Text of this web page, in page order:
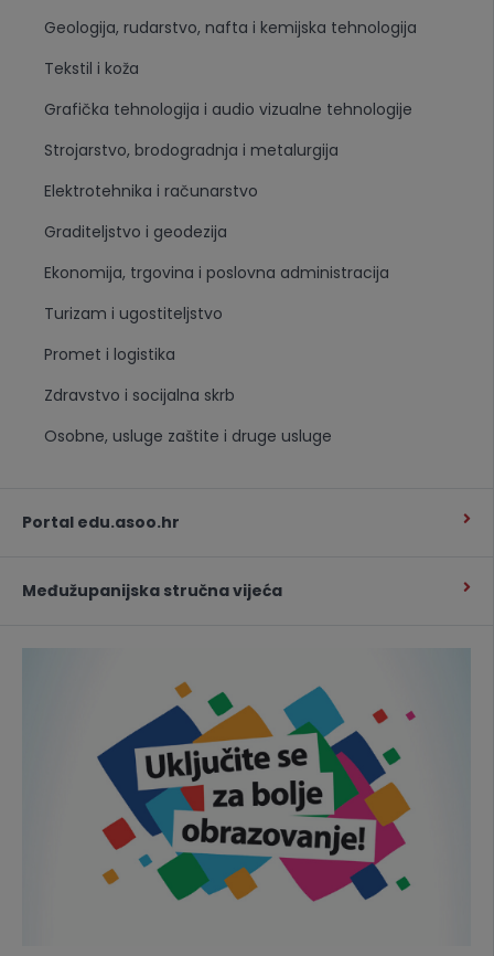
Geologija, rudarstvo, nafta i kemijska tehnologija
Tekstil i koža
Grafička tehnologija i audio vizualne tehnologije
Strojarstvo, brodogradnja i metalurgija
Elektrotehnika i računarstvo
Graditeljstvo i geodezija
Ekonomija, trgovina i poslovna administracija
Turizam i ugostiteljstvo
Promet i logistika
Zdravstvo i socijalna skrb
Osobne, usluge zaštite i druge usluge
Portal edu.asoo.hr
Međužupanijska stručna vijeća